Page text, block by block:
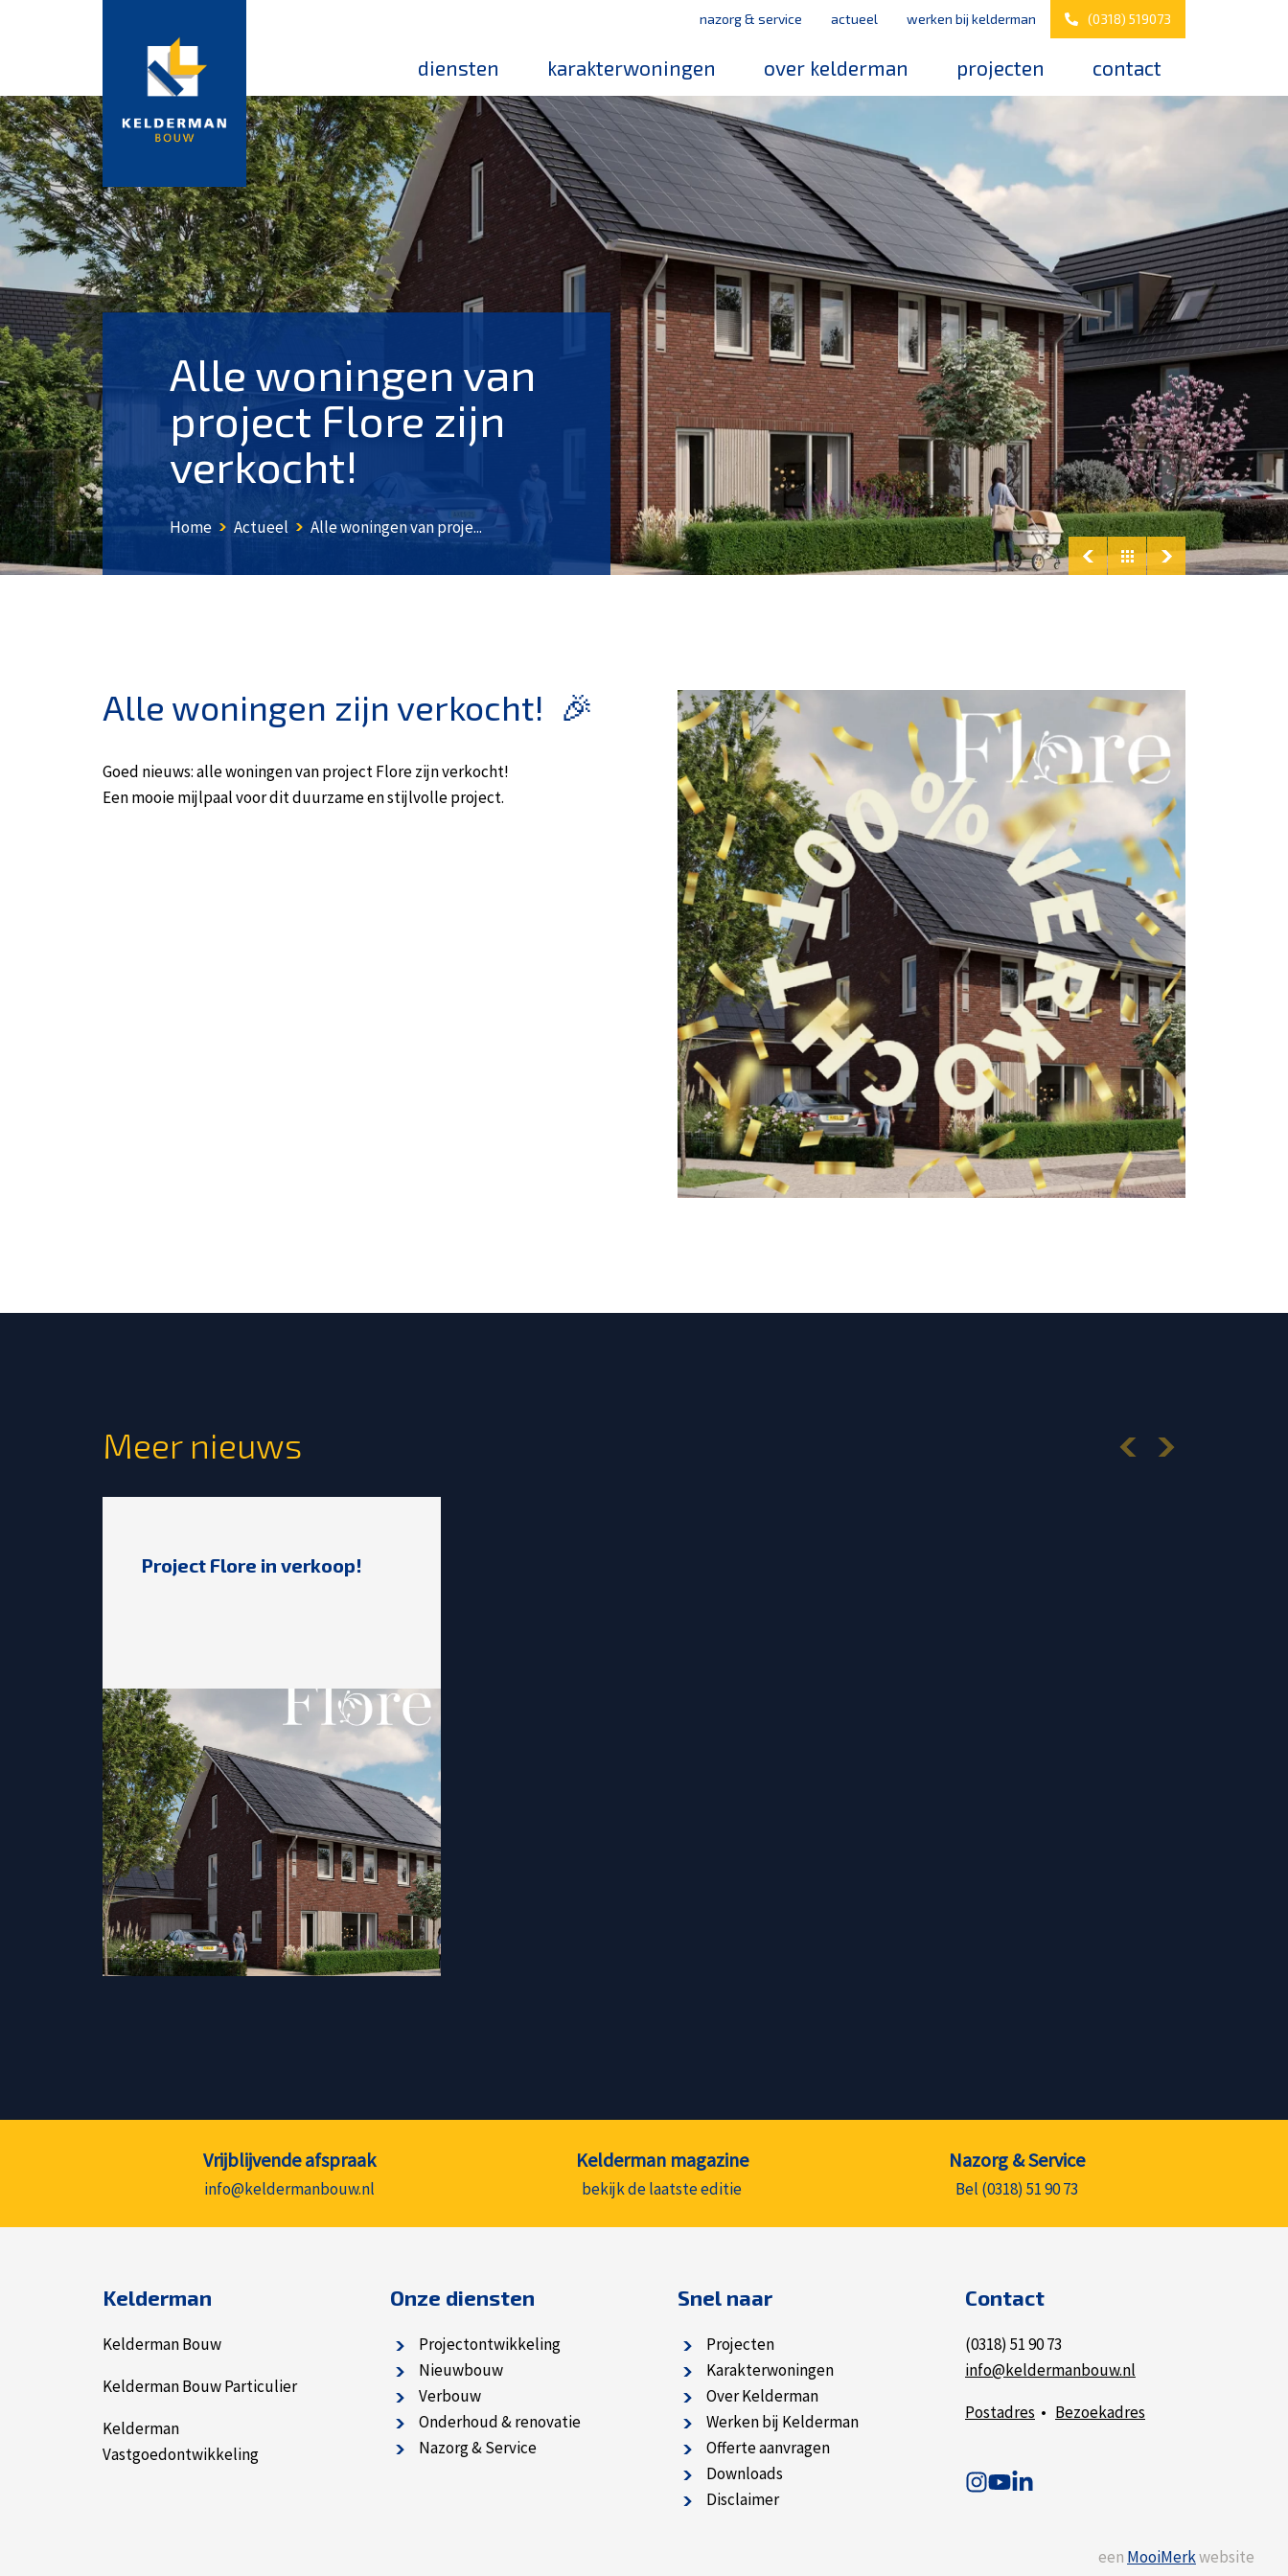
nazorg & service actueel werken bij kelderman (0318) 519073
diensten karakterwoningen over kelderman
medewerkers
werken bij kelderman
mvo
leerbedrijf
magazines
projecten contact
werken bij kelderman
Alle woningen van
project Flore zijn
verkocht!
Home Actueel Alle woningen van proje...
Alle woningen zijn verkocht! 🎉
Goed nieuws: alle woningen van project Flore zijn verkocht!
Een mooie mijlpaal voor dit duurzame en stijlvolle project.
Meer nieuws
Project Flore in verkoop!
Vrijblijvende afspraak
info@keldermanbouw.nl
Kelderman magazine
bekijk de laatste editie
Nazorg & Service
Bel (0318) 51 90 73
Kelderman
Kelderman Bouw
Kelderman Bouw Particulier
Kelderman
Vastgoedontwikkeling
Onze diensten
Projectontwikkeling
Nieuwbouw
Verbouw
Onderhoud & renovatie
Nazorg & Service
Snel naar
Projecten
Karakterwoningen
Over Kelderman
Werken bij Kelderman
Offerte aanvragen
Downloads
Disclaimer
Contact
(0318) 51 90 73
info@keldermanbouw.nl
Postadres • Bezoekadres
een MooiMerkwebsite